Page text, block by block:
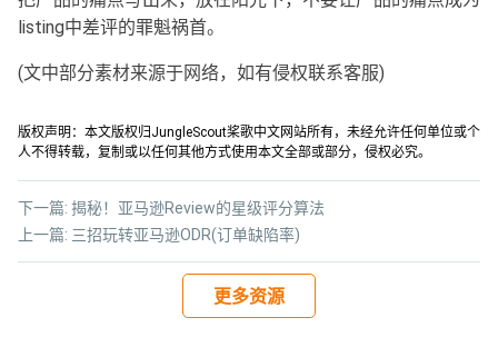
listing中差评的罪魁祸首。
(文中部分素材来源于网络，如有侵权联系客服)
版权声明：本文版权归JungleScout桨歌中文网站所有，未经允许任何单位或个
人不得转载，复制或以任何其他方式使用本文全部或部分，侵权必究。
上一篇: 三招玩转亚马逊ODR(订单缺陷率)
下一篇: 揭秘！亚马逊Review的星级评分算法
更多资源